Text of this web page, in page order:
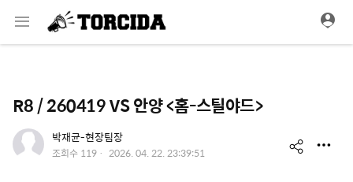
메
R8 / 260419 VS 안양 <홈-스틸야드>
유저 이미지박재균-현장팀장
조회수 119
작
2026. 04. 22. 23:39:51
s